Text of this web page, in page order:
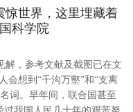
惊世界，这里埋藏着
科学院
解，参考文献及截图已在文
会想到“千沟万壑”和“支离
词。早年间，联合国甚至